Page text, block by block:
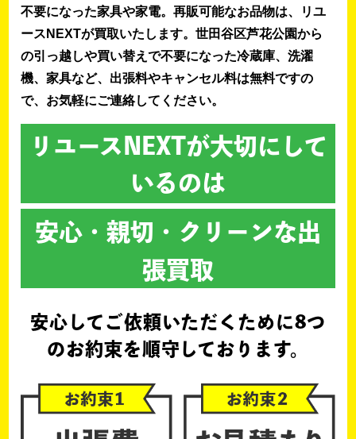
不要になった家具や家電。再販可能なお品物は、リユ
ースNEXTが買取いたします。世田谷区芦花公園から
の引っ越しや買い替えで不要になった冷蔵庫、洗濯
機、家具など、出張料やキャンセル料は無料ですの
で、お気軽にご連絡してください。
リユースNEXTが大切にして
いるのは
安心・親切・クリーンな出
張買取
安心してご依頼いただくために8つ
のお約束を順守しております。